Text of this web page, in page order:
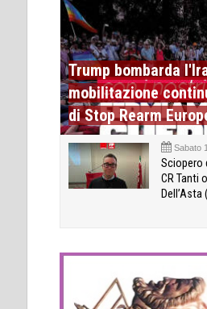
Trump bombarda
mobilitazione
di Stop Rearm
Sabato
Sciopero
CR Tanti
Dell’Asta